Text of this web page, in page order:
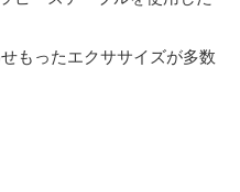
もったエクササイズが多数